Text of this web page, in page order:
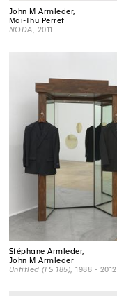
John M Armleder,
Mai-Thu Perret
NODA , 2011
Stéphane Armleder,
John M Armleder
Untitled (FS 185) , 1988 - 2012